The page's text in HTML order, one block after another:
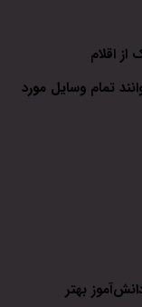
اقلام
تمام وسایل مورد
بهتر